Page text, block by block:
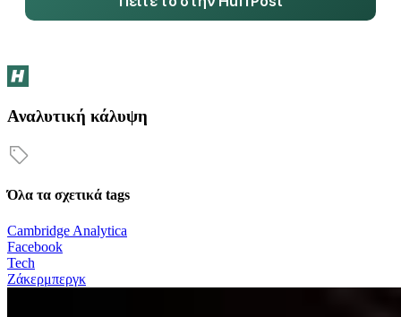
Αναλυτική κάλυψη
Όλα τα σχετικά tags
Cambridge Analytica
Facebook
Tech
Ζάκερμπεργκ